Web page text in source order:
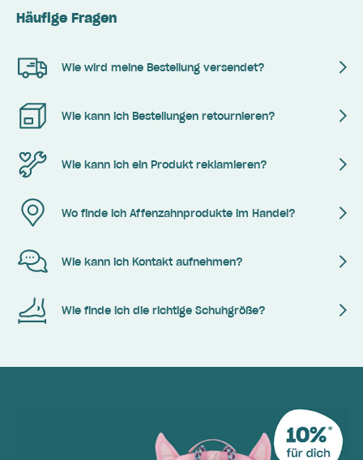
Häufige Fragen
Wie wird meine Bestellung versendet?
Wie kann ich Bestellungen retournieren?
Wie kann ich ein Produkt reklamieren?
Wo finde ich Affenzahnprodukte im Handel?
Wie kann ich Kontakt aufnehmen?
Wie finde ich die richtige Schuhgröße?